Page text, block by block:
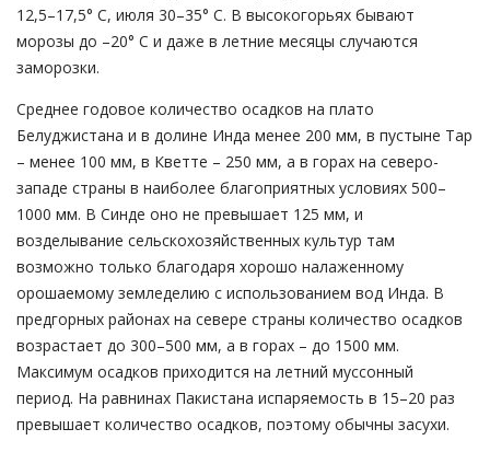
12,5–17,5° С, июля 30–35° С. В высокогорьях бывают
морозы до –20° С и даже в летние месяцы случаются
заморозки.
Среднее годовое количество осадков на плато
Белуджистана и в долине Инда менее 200 мм, в пустыне Тар
– менее 100 мм, в Кветте – 250 мм, а в горах на северо-
западе страны в наиболее благоприятных условиях 500–
1000 мм. В Синде оно не превышает 125 мм, и
возделывание сельскохозяйственных культур там
возможно только благодаря хорошо налаженному
орошаемому земледелию с использованием вод Инда. В
предгорных районах на севере страны количество осадков
возрастает до 300–500 мм, а в горах – до 1500 мм.
Максимум осадков приходится на летний муссонный
период. На равнинах Пакистана испаряемость в 15–20 раз
превышает количество осадков, поэтому обычны засухи.